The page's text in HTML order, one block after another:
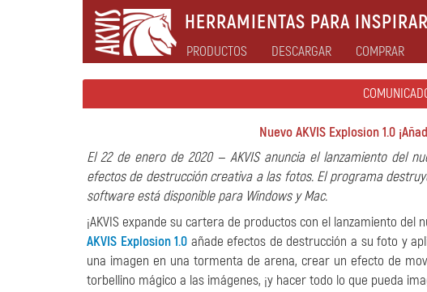
HERRAMIENTAS PARA
PRODUCTOS DESCARGAR COMPRAR
Nuevo AKVIS Explosion 1.0
El 22 de enero de 2020 — AKVIS anuncia el lanzamiento del
efectos de destrucción creativa a las fotos. El programa
software está disponible para Windows y Mac.
¡AKVIS expande su cartera de productos con el lanzamiento del
AKVIS Explosion 1.0 añade efectos de destrucción a su foto y
una imagen en una tormenta de arena, crear un efecto de
torbellino mágico a las imágenes, ¡y hacer todo lo que pueda